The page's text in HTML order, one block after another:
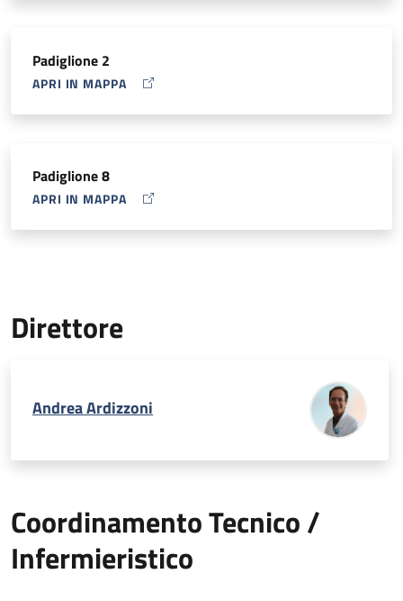
Padiglione 2
APRI IN MAPPA
MAP ICON
Padiglione 8
APRI IN MAPPA
MAP ICON
Direttore
Andrea Ardizzoni
Coordinamento Tecnico /
Infermieristico